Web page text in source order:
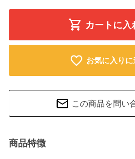
カートに入
お気に入りに
この商品を問い
商品特徴